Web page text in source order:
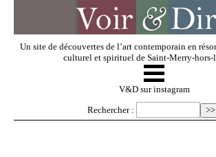
Un site de découvertes de l’art contemporain en
culturel et spirituel de Saint-Merry-hors-
V & D
☰
V&D sur instagram
Rechercher :